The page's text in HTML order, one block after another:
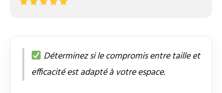
Déterminez si le compromis entre taille et
efficacité est adapté à votre espace.